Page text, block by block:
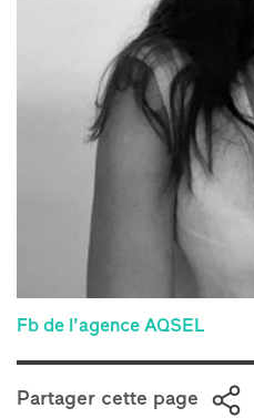
Fb de l’agence AQSEL
Partager cette page